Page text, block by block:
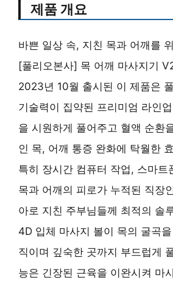
제품 개요
바쁜 일상 속, 지친 목과 어깨를
[풀리오본사] 목 어깨 마사지기
2023년 10월 출시된 이 제품은
기술력이 집약된 프리미엄 라인
을 시원하게 풀어주고 혈액 순환
인 목, 어깨 통증 완화에 탁월한
특히 장시간 컴퓨터 작업, 스마트
목과 어깨의 피로가 누적된 직장
아로 지친 주부님들께 최적의 솔
4D 입체 마사지 볼이 목의 굴곡
직이며 깊숙한 곳까지 부드럽게
능은 긴장된 근육을 이완시켜 마